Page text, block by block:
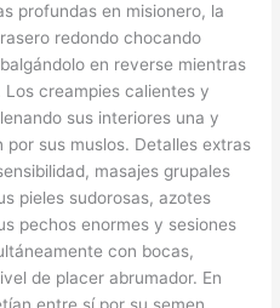
profundas en misionero, la
redondo chocando
en reverse mientras
creampies calientes y
sus interiores una y
sus muslos. Detalles extras
masajes grupales
pieles sudorosas, azotes
pechos enormes y sesiones
con bocas,
de placer abrumador. En